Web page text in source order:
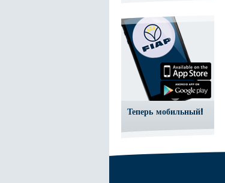
Теперь мобильный!